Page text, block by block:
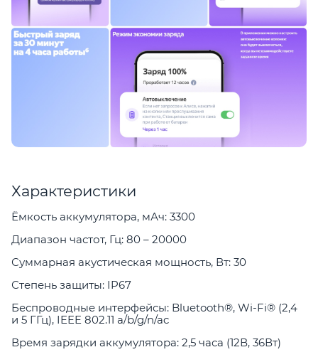
Характеристики
Ёмкость аккумулятора, мАч: 3300
Диапазон частот, Гц: 80 – 20000
Суммарная акустическая мощность, Вт: 30
Степень защиты: IP67
Беспроводные интерфейсы: Bluetooth®, Wi-Fi® (2,4
и 5 ГГц), IEEE 802.11 a/b/g/n/ac
Время зарядки аккумулятора: 2,5 часа (12В, 36Вт)